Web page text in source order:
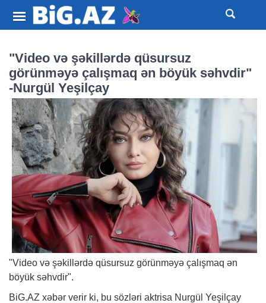
"Video və şəkillərdə qüsursuz
görünməyə çalışmaq ən böyük səhvdir"
-Nurgül Yeşilçay
"Video və şəkillərdə qüsursuz görünməyə çalışmaq ən
böyük səhvdir".
BiG.AZ xəbər verir ki, bu sözləri aktrisa Nurgül Yeşilçay